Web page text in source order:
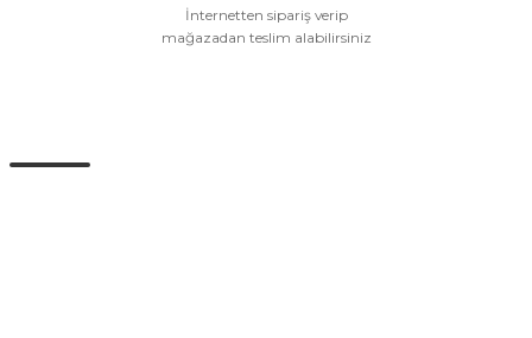
İnternetten sipariş verip
mağazadan teslim alabilirsiniz